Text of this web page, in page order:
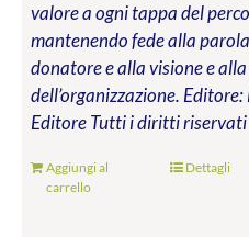
valore a ogni tappa del
mantenendo fede alla
donatore e alla visione e
dell’organizzazione. Editore:
EditoreTutti i diritti riservati
Aggiungi al
carrello
Dettagli